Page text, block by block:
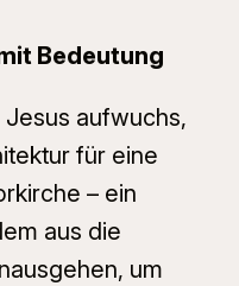
Bedeutung
Jesus aufwuchs,
für eine
– ein
aus die
um